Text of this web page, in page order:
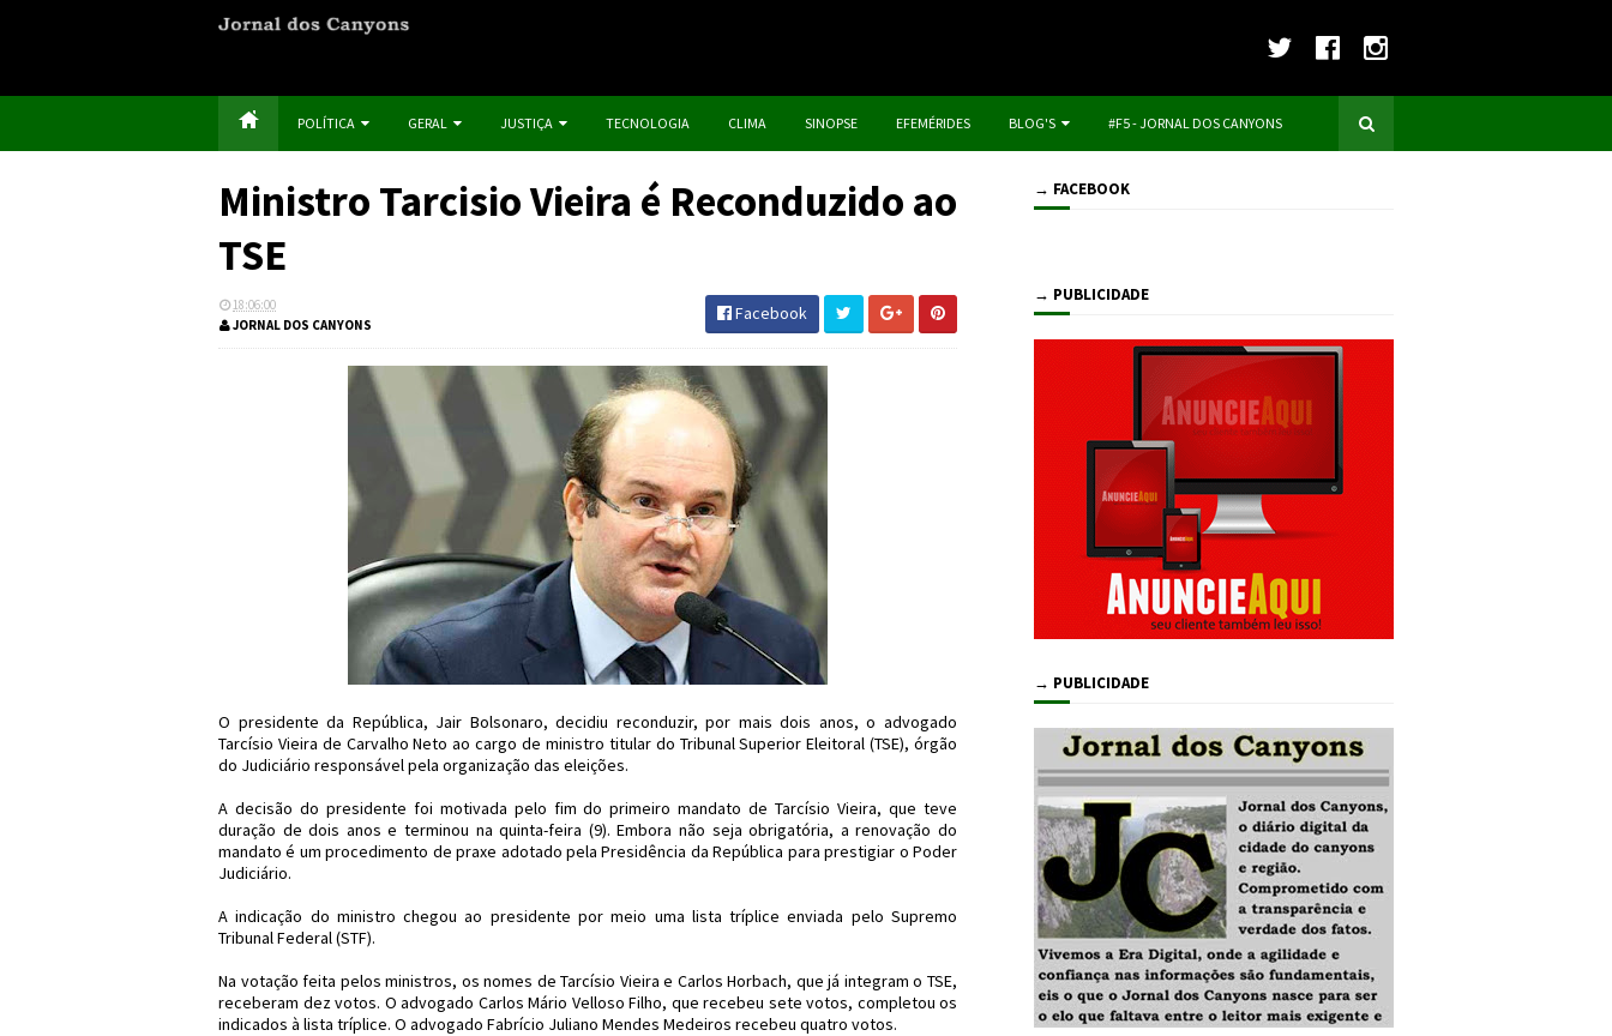
POLÍTICA GERAL JUSTIÇA TECNOLOGIA CLIMA SINOPSE EFEMÉRIDES BLOG'S #F5 - JORNAL DOS CANYONS
Ministro Tarcisio Vieira é Reconduzido ao
TSE
18:06:00
JORNAL DOS CANYONS
Facebook
O presidente da República, Jair Bolsonaro, decidiu reconduzir, por mais dois anos, o advogado
Tarcísio Vieira de Carvalho Neto ao cargo de ministro titular do Tribunal Superior Eleitoral (TSE), órgão
do Judiciário responsável pela organização das eleições.
A decisão do presidente foi motivada pelo fim do primeiro mandato de Tarcísio Vieira, que teve
duração de dois anos e terminou na quinta-feira (9). Embora não seja obrigatória, a renovação do
mandato é um procedimento de praxe adotado pela Presidência da República para prestigiar o Poder
Judiciário.
A indicação do ministro chegou ao presidente por meio uma lista tríplice enviada pelo Supremo
Tribunal Federal (STF).
Na votação feita pelos ministros, os nomes de Tarcísio Vieira e Carlos Horbach, que já integram o TSE,
receberam dez votos. O advogado Carlos Mário Velloso Filho, que recebeu sete votos, completou os
indicados à lista tríplice. O advogado Fabrício Juliano Mendes Medeiros recebeu quatro votos.
→ FACEBOOK
→ PUBLICIDADE
→ PUBLICIDADE